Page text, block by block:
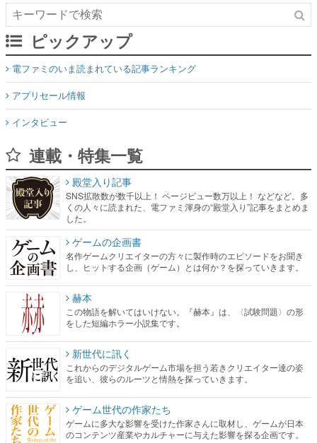
ピックアップ
電ファミのいま読まれている記事ランキング
アプリセール情報
インタビュー
連載・特集一覧
殿堂入り記事
SNS拡散数が数千以上！ ページビュー数万以上！ などなど。多
くの人々に読まれた、電ファミ渾身の“殿堂入り”記事をまとめま
した。
ゲームの企画書
名作ゲームクリエイターの方々に製作時のエピソードをお聞き
し、ヒットする企画（ゲーム）とは何か？を探っていきます。
赫本
この物語を解いてはいけない。『赫本』は、〈試験問題〉の形
をした短編ホラー小説集です。
新世代に訊く
これからのデジタルゲーム市場を担う若きクリエイター達の姿
を追い、彼らのルーツと情熱を探っていきます。
ゲーム世代の作家たち
ゲームに多大な影響を受けた作家さんに取材し、ゲームが日本
のコンテンツ産業やカルチャーに与えた影響を探る企画です。